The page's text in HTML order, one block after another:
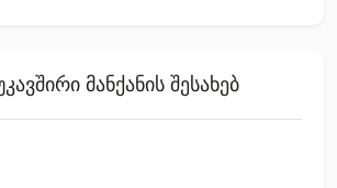
მანქანის შესახებ